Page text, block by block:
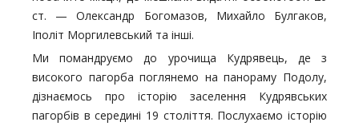
ст. — Олександр Богомазов, Михайло Булгаков,
Іполіт Моргилевський та інші.
Ми помандруємо до урочища Кудрявець, де з
високого пагорба поглянемо на панораму Подолу,
дізнаємось про історію заселення Кудрявських
пагорбів в середині 19 століття. Послухаємо історію